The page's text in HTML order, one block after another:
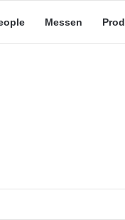
Messen